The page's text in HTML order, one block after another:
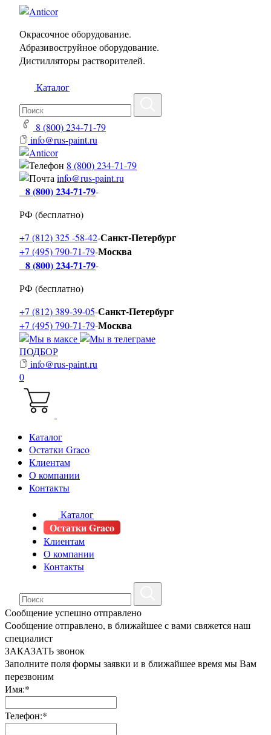
Окрасочное оборудование.
Абразивоструйное оборудование.
Дистилляторы растворителей.
Каталог
8 (800) 234-71-79
info@rus-paint.ru
8 (800) 234-71-79
info@rus-paint.ru
8 (800) 234-71-79-
РФ (бесплатно)
+7 (812) 325 -58-42-Санкт-Петербург
+7 (495) 790-71-79-Москва
8 (800) 234-71-79-
РФ (бесплатно)
+7 (812) 389-39-05-Санкт-Петербург
+7 (495) 790-71-79-Москва
ПОДБОР
info@rus-paint.ru
0
Каталог
Остатки Graco
Клиентам
О компании
Контакты
Каталог
Остатки Graco
Клиентам
О компании
Контакты
Сообщение успешно отправлено
Сообщение отправлено, в ближайшее с вами свяжется наш
специалист
ЗАКАЗАТЬ звонок
Заполните поля формы заявки и в ближайшее время мы Вам
перезвоним
Имя:*
Телефон:*